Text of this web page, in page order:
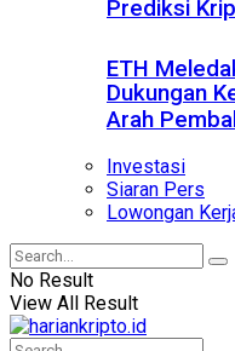
Prediksi
ETH
Dukungan
Arah
Investasi
Siaran Pers
Lowongan
No Result
View All Result